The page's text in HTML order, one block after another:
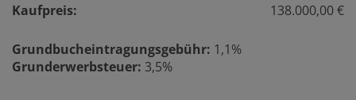
Kaufpreis: 138.000,00 €
Grundbucheintragungsgebühr: 1,1%
Grunderwerbsteuer: 3,5%